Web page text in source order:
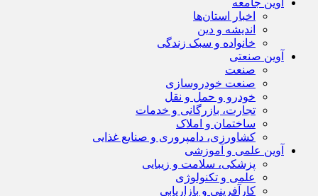
آوین جامعه
اخبار استان‌ها
اندیشه و دین
خانواده و سبک زندگی
آوین صنعتی
صنعت
صنعت خودروسازی
خودرو و حمل و نقل
تجارت، بازرگانی و خدمات
ساختمان و املاک
کشاورزی، دامپروری و صنایع غذایی
آوین علمی و آموزشی
پزشکی، سلامت و زیبایی
علمی و تکنولوژی
کارآفرینی و بازاریابی